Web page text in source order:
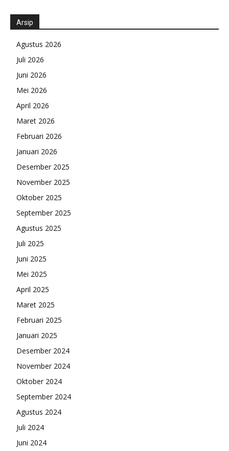
Arsip
Agustus 2026
Juli 2026
Juni 2026
Mei 2026
April 2026
Maret 2026
Februari 2026
Januari 2026
Desember 2025
November 2025
Oktober 2025
September 2025
Agustus 2025
Juli 2025
Juni 2025
Mei 2025
April 2025
Maret 2025
Februari 2025
Januari 2025
Desember 2024
November 2024
Oktober 2024
September 2024
Agustus 2024
Juli 2024
Juni 2024